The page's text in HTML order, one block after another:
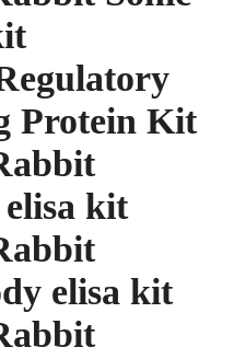
Protein Kit
kit
elisa kit